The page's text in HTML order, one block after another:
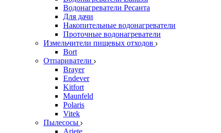
Водонагреватели Ресанта
Для дачи
Накопительные водонагреватели
Проточные водонагреватели
Измельчители пищевых отходов
Bort
Отпариватели
Brayer
Endever
Kitfort
Maunfeld
Polaris
Vitek
Пылесосы
Ariete